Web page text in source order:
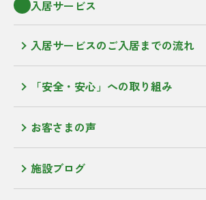
入居サービス
入居サービスのご入居までの流れ
「安全・安心」への取り組み
お客さまの声
施設ブログ